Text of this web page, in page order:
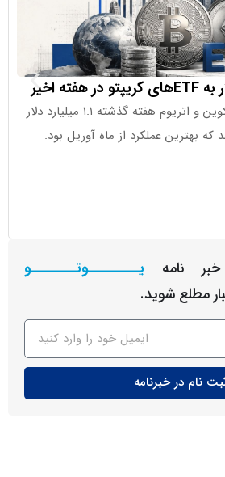
صندوق‌های ETF بیت‌کوین و اتریوم هفته گذشته ۱.۱ میلیارد دلار
از ماه آوریل بود.
اصابت
یـــــــــوتــــــــو
شوید.